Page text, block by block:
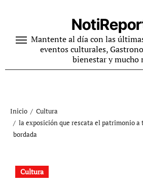
contenidoMantente al día con las
eventos culturales,
bienestar y mucho
Inicio
Cultura
la exposición que rescata el patrimonio a
bordada
Cultura